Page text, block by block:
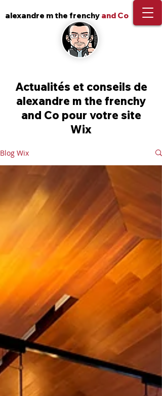
alexandre m the frenchy and Co
Actualités et conseils de
alexandre m the frenchy
and Co pour votre site
Wix
Blog Wix